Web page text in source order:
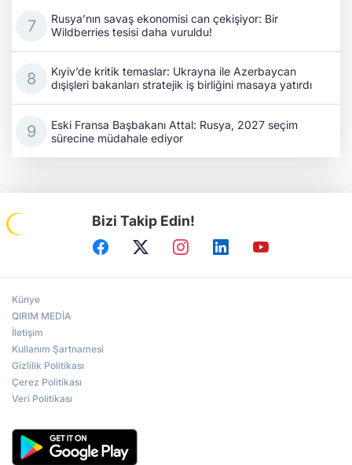
Rusya’nın savaş ekonomisi can çekişiyor: Bir
Wildberries tesisi daha vuruldu!
Kıyiv’de kritik temaslar: Ukrayna ile Azerbaycan
dışişleri bakanları stratejik iş birliğini masaya yatırdı
Eski Fransa Başbakanı Attal: Rusya, 2027 seçim
sürecine müdahale ediyor
Bizi Takip Edin!
Künye
QIRIM MEDİA
İletişim
Kullanım Şartnamesi
Gizlilik Politikası
Çerez Politikası
Veri Politikası